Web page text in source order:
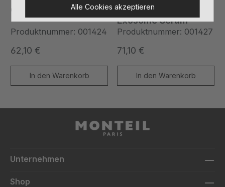
Ceramide Serum
Produktnummer: 001424
Regulärer Preis:
62,10 €
In den Warenkorb
Élixir Métamorphose
Exosome Serum
Produktnummer: 001427
Regulärer Preis:
71,10 €
In den Warenkorb
Unternehmen
Shop
Alle Cookies akzeptieren